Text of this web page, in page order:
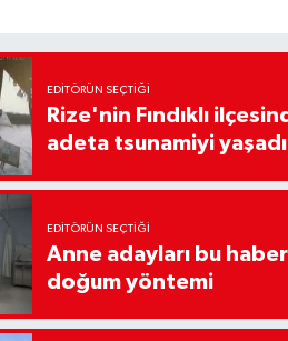
EDITÖRÜN SEÇTIĞI
Rize'nin Fındıklı
adeta tsunamiyi yaşadı
EDITÖRÜN SEÇTIĞI
Anne adayları bu
doğum yöntemi